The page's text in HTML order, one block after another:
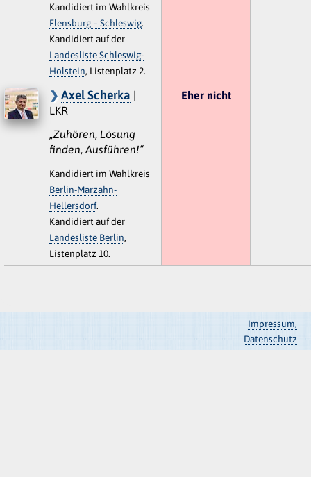
Kandidiert im Wahlkreis
Flensburg – Schleswig.
Kandidiert auf der
Landesliste Schleswig-
Holstein, Listenplatz 2.
Axel Scherka |
LKR
„Zuhören, Lösung
finden, Ausführen!“
Kandidiert im Wahlkreis
Berlin-Marzahn-
Hellersdorf.
Kandidiert auf der
Landesliste Berlin,
Listenplatz 10.
Eher nicht
Impressum,
Datenschutz